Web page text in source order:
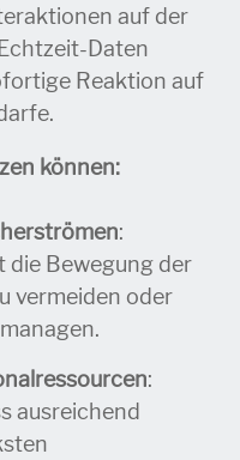
auf der
Daten
Reaktion auf
können:
:
die Bewegung der
vermeiden oder
:
ausreichend